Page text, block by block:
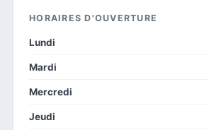
HORAIRES D'OUVERTURE
Lundi
Mardi
Mercredi
Jeudi